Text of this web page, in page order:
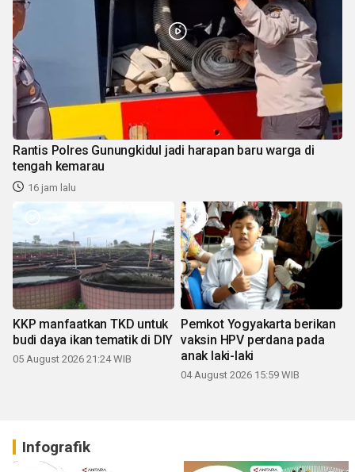
Rantis Polres Gunungkidul jadi harapan baru warga di
tengah kemarau
16 jam lalu
KKP manfaatkan TKD untuk
budi daya ikan tematik di DIY
05 August 2026 21:24 WIB
Pemkot Yogyakarta berikan
vaksin HPV perdana pada
anak laki-laki
04 August 2026 15:59 WIB
Infografik